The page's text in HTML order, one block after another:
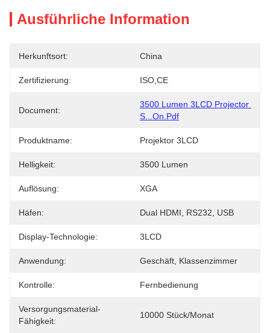
Ausführliche Information
Herkunftsort: China
Zertifizierung: ISO,CE
Document:
3500 Lumen 3LCD Projector
S...on.pdf
Produktname: Projektor 3LCD
Helligkeit: 3500 Lumen
Auflösung: XGA
Häfen: Dual HDMI, RS232, USB
Display-Technologie: 3LCD
Anwendung: Geschäft, Klassenzimmer
Kontrolle: Fernbedienung
Versorgungsmaterial-
Fähigkeit:
10000 Stück/Monat